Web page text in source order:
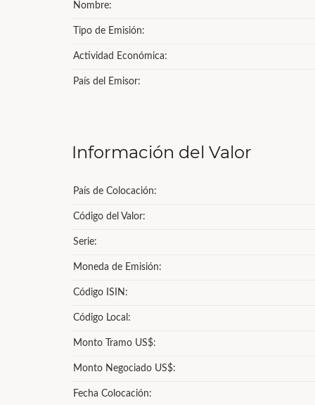
Nombre:
Tipo de Emisión:
Actividad Económica:
País del Emisor:
Información del Valor
País de Colocación:
Código del Valor:
Serie:
Moneda de Emisión:
Código ISIN:
Código Local:
Monto Tramo US$:
Monto Negociado US$:
Fecha Colocación: